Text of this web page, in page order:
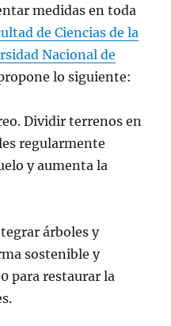
medidas en toda
de Ciencias de la
Nacional de
lo siguiente:
Dividir terrenos en
regularmente
y aumenta la
árboles y
sostenible y
para restaurar la